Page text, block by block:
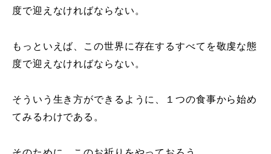
度で迎えなければならない。
もっといえば、この世界に存在するすべてを敬虔な態
度で迎えなければならない。
そういう生き方ができるように、１つの食事から始め
てみるわけである。